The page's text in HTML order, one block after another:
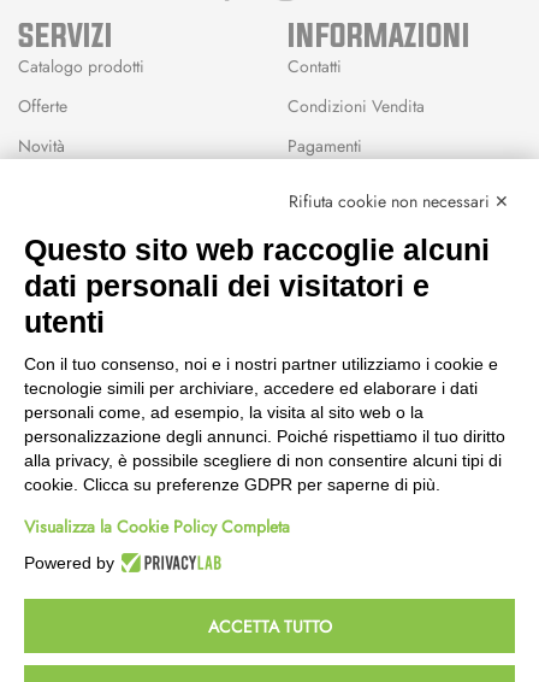
SERVIZI
Catalogo prodotti
Offerte
Novità
Wishlist
INFORMAZIONI
Contatti
Condizioni Vendita
Pagamenti
CEP GREEN
Fanano (MO)
059 8676485
349 9202419
388 8659473
info@cepgreen.com
Orario
Dal lunedì al venerdì
8:00 – 12:30 / 13:30 - 19:00
8:30 – 12:30 / 15:30 - 19:00
Rifiuta cookie non necessari ✕
Questo sito web raccoglie alcuni
dati personali dei visitatori e
utenti
Con il tuo consenso, noi e i nostri partner utilizziamo i cookie e
tecnologie simili per archiviare, accedere ed elaborare i dati
personali come, ad esempio, la visita al sito web o la
personalizzazione degli annunci. Poiché rispettiamo il tuo diritto
alla privacy, è possibile scegliere di non consentire alcuni tipi di
cookie. Clicca su preferenze GDPR per saperne di più.
Visualizza la Cookie Policy Completa
Powered by
ACCETTA TUTTO